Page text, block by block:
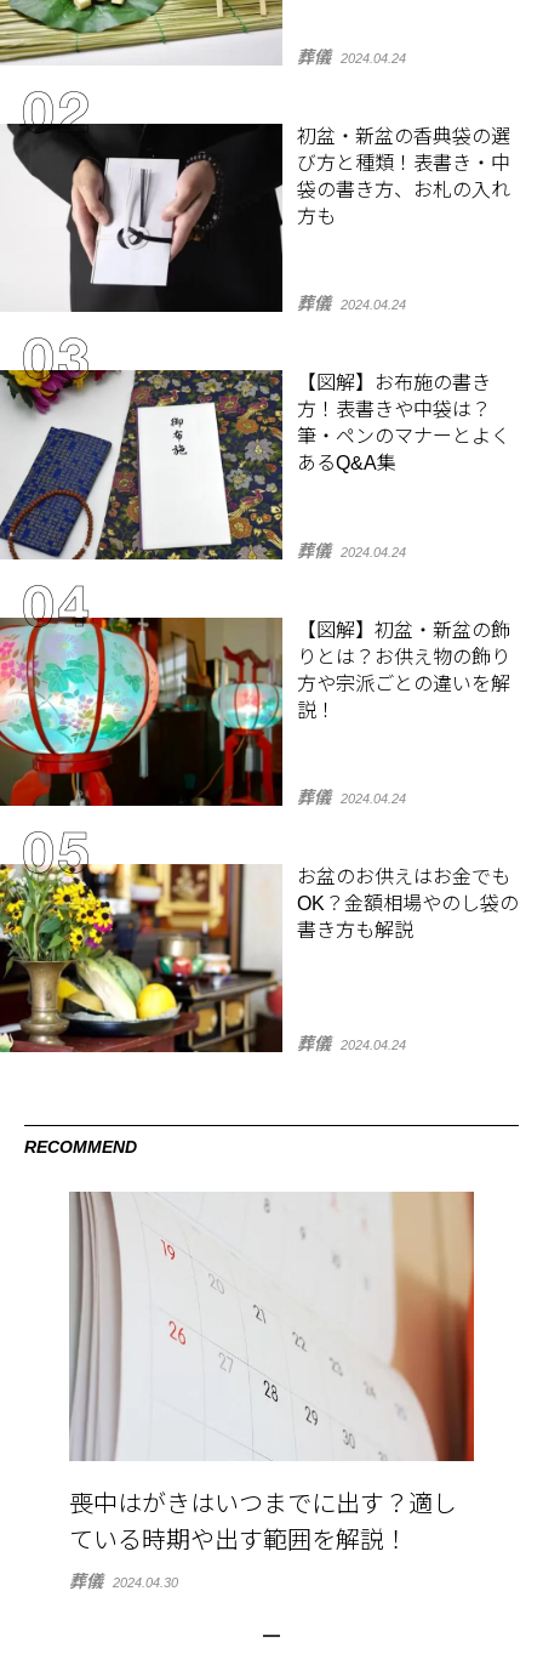
葬儀 2024.04.24
初盆・新盆の香典袋の選
び方と種類！表書き・中
袋の書き方、お札の入れ
方も
葬儀 2024.04.24
【図解】お布施の書き
方！表書きや中袋は？
筆・ペンのマナーとよく
あるQ&A集
葬儀 2024.04.24
【図解】初盆・新盆の飾
りとは？お供え物の飾り
方や宗派ごとの違いを解
説！
葬儀 2024.04.24
お盆のお供えはお金でも
OK？金額相場やのし袋の
書き方も解説
葬儀 2024.04.24
RECOMMEND
喪中はがきはいつまでに出す？適し
ている時期や出す範囲を解説！
葬儀 2024.04.30